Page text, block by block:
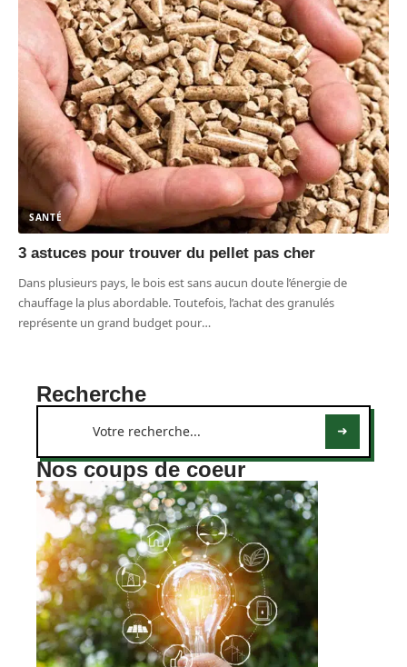
SANTÉ
3 astuces pour trouver du pellet pas cher
Dans plusieurs pays, le bois est sans aucun doute l’énergie de
chauffage la plus abordable. Toutefois, l’achat des granulés
représente un grand budget pour…
Recherche
Nos coups de coeur